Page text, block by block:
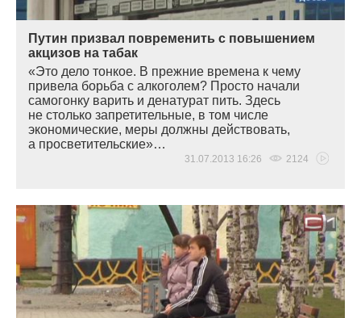
Путин призвал повременить с повышением
акцизов на табак
«Это дело тонкое. В прежние времена к чему
привела борьба с алкоголем? Просто начали
самогонку варить и денатурат пить. Здесь
не столько запретительные, в том числе
экономические, меры должны действовать,
а просветительские»…
31.07.2013 16:26 2124